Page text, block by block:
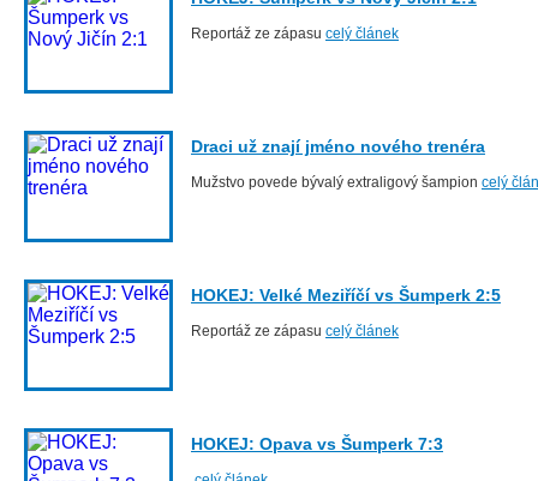
Reportáž ze zápasu celý článek
Draci už znají jméno nového trenéra
Mužstvo povede bývalý extraligový šampion celý
HOKEJ: Velké Meziříčí vs Šumperk 2:5
Reportáž ze zápasu celý článek
HOKEJ: Opava vs Šumperk 7:3